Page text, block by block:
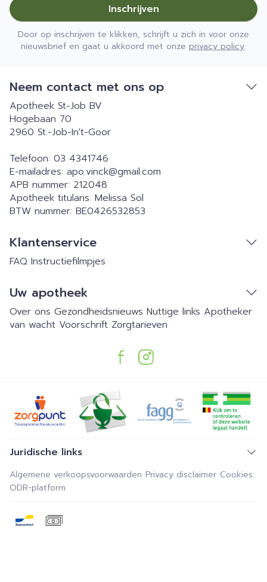
Inschrijven
Door op inschrijven te klikken, schrijft u zich in voor onze
nieuwsbrief en gaat u akkoord met onze privacy policy.
Neem contact met ons op
Apotheek St-Job BV
Hogebaan 70
2960 St.-Job-In't-Goor
Telefoon: 03 4341746
E-mailadres: apo.vinck@gmail.com
APB nummer: 212048
Apotheek titularis: Melissa Sol
BTW nummer: BE0426532853
Klantenservice
FAQ Instructiefilmpjes
Uw apotheek
Over ons Gezondheidsnieuws Nuttige links Apotheker
van wacht Voorschrift Zorgtarieven
Juridische links
Algemene verkoopsvoorwaarden Privacy disclaimer Cookies
ODR-platform